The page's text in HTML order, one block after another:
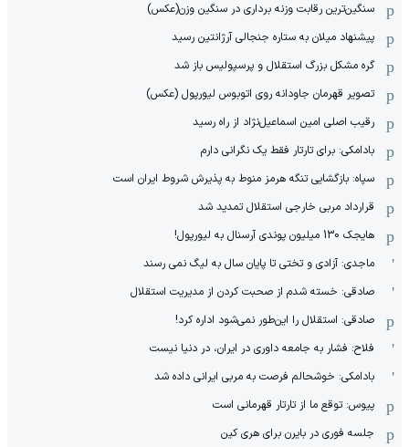
سنگین‌ترین رقابت وزنه برداری در سنگین وزن(عکس)
پیشنهاد میلان به ستاره جنجالی آرژانتین رسید
گره مشکل بزرگ استقلال و پرسپولیس باز شد
تصویر قهرمان جاودانه روی اتوبوس لیورپول (عکس)
رقیب اصلی امین اسماعیل‌نژاد از راه رسید
بادامکی: برای تارتار فقط یک نگرانی دارم
سپاه: بازگشایی تنگه هرمز منوط به پذیرش شروط ایران است
قرارداد مربی خارجی استقلال تمدید شد
هایجک 130 میلیون پوندی آرسنال به لیورپول!
ماجدی: آزادی و تختی تا پایان سال به لیگ نمی رسند
صادقی: خسته شدم از صحبت کردن از مدیریت استقلال
صادقی: استقلال را این‌طور نمی‌شود اداره کرد!
فلاح: فشار به جامعه داوری در ایران، در دنیا نیست
بادامکی: خوشحالم فرصت به مربی ایرانی داده شد
پیوس: توقع ما از تارتار قهرمانی است
جلسه فوری در بایرن برای هری کین